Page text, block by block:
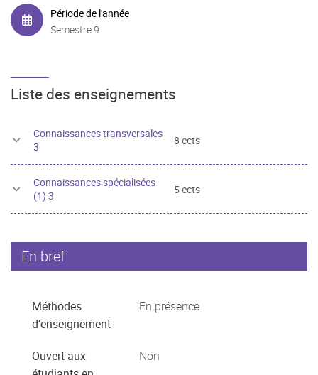
Période de l'année
Semestre 9
Liste des enseignements
Connaissances transversales
3
8 ects
Connaissances spécialisées
(1) 3
5 ects
En bref
Méthodes
d'enseignement
En présence
Ouvert aux
Non